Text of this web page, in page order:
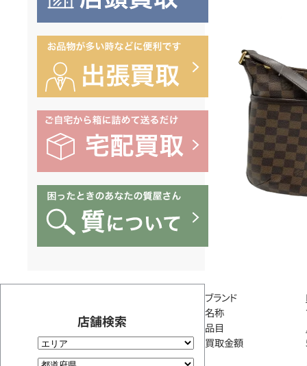
店舗検索
ブランド
名称
品目
買取金額